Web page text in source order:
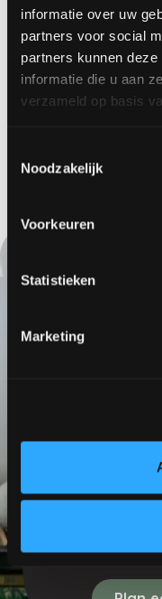
informatie over uw
partners voor social
partners kunnen
informatie die u aan
verzameld op basis
Noodzakelijk
Voorkeuren
Statistieken
Marketing
In dit project
gerealiseerd in de
elastisch en voelt
harde
comfortabel op
.
gelijkmatig,
KOM
LANGS
OOK
Kijken,